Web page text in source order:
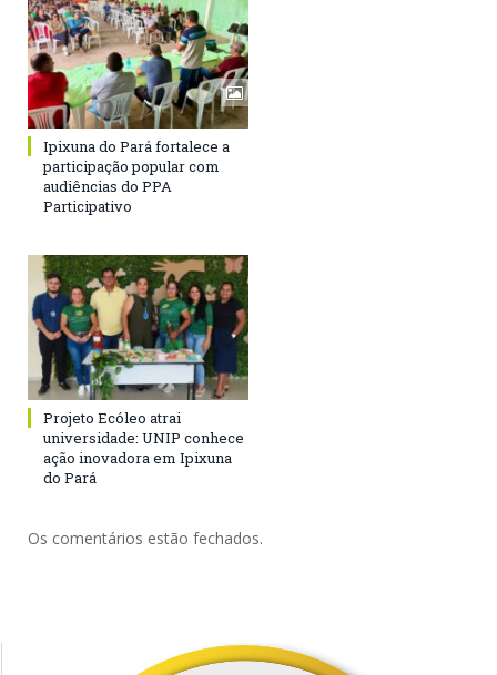
Ipixuna do Pará fortalece a
participação popular com
audiências do PPA
Participativo
Projeto Ecóleo atrai
universidade: UNIP conhece
ação inovadora em Ipixuna
do Pará
Os comentários estão fechados.